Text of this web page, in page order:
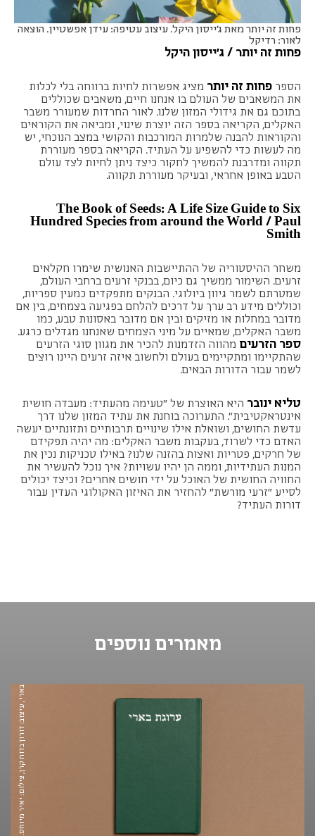
פחות זה יותר מאת ג'ייסון היקל. עיצוב עטיפה: עידן אפשטיין. הוצאה
לאור: רדיקל
פחות זה יותר / ג'ייסון היקל
הספר פחות זה יותר מציג אפשרות לחיות ברווחה בלי לכלות
את המשאבים של העולם בו אנחנו חיים, משאבים שכוללים
בתוכם גם את גידולי המזון שלנו. לאור החרדות שמעורר משבר
האקלים, הקריאה בספר הזה יוצרת שינוי, ומביאה את הקוראים
והקוראות להבנה שלמרות המורכבות והקושי במצב הנוכחי, יש
מה לעשות כדי להשפיע על העתיד. הקריאה בספר מעוררת
תקווה ומדרבנת להמשיך לחקור כיצד ניתן לחיות לצד עולם
הטבע באופן אחראי, ובעיקר מעוררת תקווה.
The Book of Seeds: A Life Size Guide to Six
Hundred Species from around the World / Paul
Smith
משחר ההיסטוריה של ההתיישבות האנושית שימרו חקלאים
זרעים. השימור ממשיך גם כיום, בבנקי זרעים ברחבי העולם,
שמטרתם לשמר גיוון ביולוגי. הבנקים מתפקדים כמעין ספריות,
וכוללים מידע רב ערך על דרכים להלחם בפגיעה בצמחים, בין אם
מדובר במחלות או מזיקים ובין אם מדובר באסונות טבע, כמו
משבר האקלים, שמאיים על מיני הצמחים שאנחנו מגדלים כרגע.
ספר הזרעים מהווה הזדמנות להכיר את מגוון סוגי הזרעים
שהתקיימו ומתקיימים בעולם ולחשוב איזה זרעים היינו רוצים
לשמר עבור הדורות הבאים.
טליא ינובר היא האוצרת של "טעימה מהעתיד: מעבדה חושית
אינטראקטיבית". התערוכה בוחנת את עתיד המזון שלנו דרך
עדשת החושים, ושואלת אילו שינויים תרבותיים ותזונתיים יעשה
האדם כדי לשרוד, בעקבות משבר האקלים: מה יהיה תפקידם
של חרקים, פטריות ואצות בהזנה שלנו? באילו טכניקות נכין את
המנות העתידיות, וממה הן יהיו עשויות? איך נוכל להעשיר את
החוויה החושית של האוכל על ידי חושים אחרים? וכיצד יכולים
לסייע ״זרעי מורשת״ להחזיר את האיזון האקולוגי העדין עבור
דורות העתיד?
מאמרים נוספים מגדיר ערוגת בארי, עיצוב: דורון בדוח קרן, צילום: יאיר מיוחס.